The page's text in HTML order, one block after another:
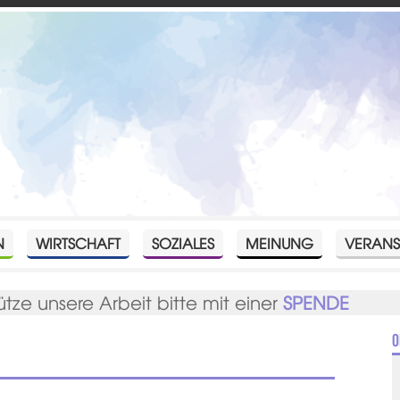
WIRTSCHAFT SOZIALES MEINUNG
unsere Arbeit bitte mit einerSPENDE